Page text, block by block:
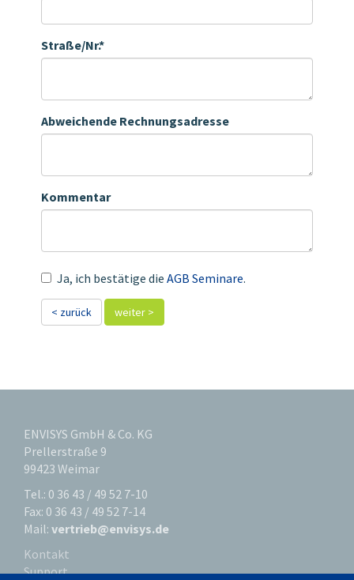
Straße/Nr.*
Abweichende Rechnungsadresse
Kommentar
Ja, ich bestätige die AGB Seminare.
< zurück
ENVISYS GmbH & Co. KG
Prellerstraße 9
99423 Weimar
Tel.: 0 36 43 / 49 52 7-10
Fax: 0 36 43 / 49 52 7-14
Mail: vertrieb@envisys.de
Kontakt
Support